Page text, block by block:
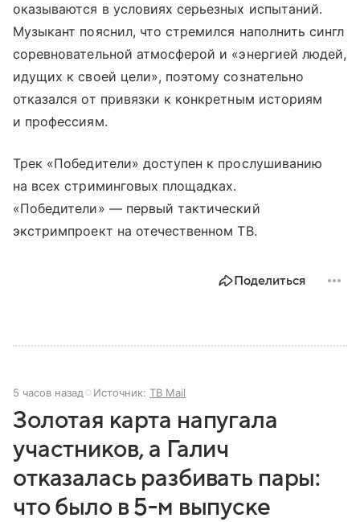
оказываются в условиях серьезных испытаний.
Музыкант пояснил, что стремился наполнить сингл
соревновательной атмосферой и «энергией людей,
идущих к своей цели», поэтому сознательно
отказался от привязки к конкретным историям
и профессиям.
Трек «Победители» доступен к прослушиванию
на всех стриминговых площадках.
«Победители» — первый тактический
экстримпроект на отечественном ТВ.
Поделиться
5 часов назад Источник: ТВ Mail
Золотая карта напугала
участников, а Галич
отказалась разбивать пары:
что было в 5-м выпуске